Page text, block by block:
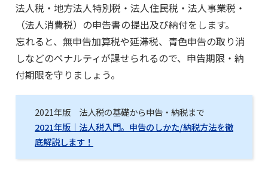
法人税・地方法人特別税・法人住民税・法人事業税・
（法人消費税）の申告書の提出及び納付をします。
忘れると、無申告加算税や延滞税、青色申告の取り消
しなどのペナルティが課せられるので、申告期限・納
付期限を守りましょう。
2021年版 法人税の基礎から申告・納税まで
2021年版｜法人税入門。申告のしかた/納税方法を徹
底解説します！